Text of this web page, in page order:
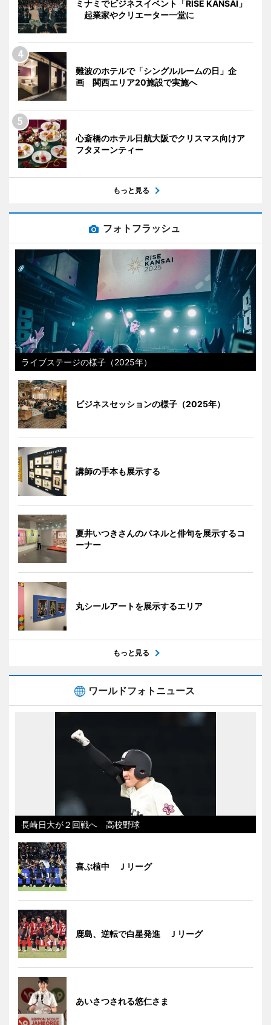
ミナミでビジネスイベント「RISE KANSAI」
起業家やクリエーター一堂に
難波のホテルで「シングルルームの日」企
画 関西エリア20施設で実施へ
心斎橋のホテル日航大阪でクリスマス向けア
フタヌーンティー
もっと見る
フォトフラッシュ
ライブステージの様子（2025年）
ビジネスセッションの様子（2025年）
講師の手本も展示する
夏井いつきさんのパネルと俳句を展示するコ
ーナー
丸シールアートを展示するエリア
もっと見る
ワールドフォトニュース
長崎日大が２回戦へ 高校野球
喜ぶ植中 Ｊリーグ
鹿島、逆転で白星発進 Ｊリーグ
あいさつされる悠仁さま